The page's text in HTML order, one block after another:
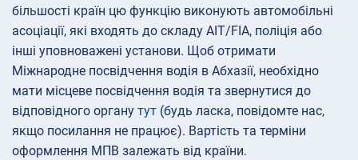
більшості країн цю функцію виконують автомобільні
асоціації, які входять до складу AIT/FIA, поліція або
інші уповноважені установи. Щоб отримати
Міжнародне посвідчення водія в Абхазії, необхідно
мати місцеве посвідчення водія та звернутися до
відповідного органу тут (будь ласка, повідомте нас,
якщо посилання не працює). Вартість та терміни
оформлення МПВ залежать від країни.